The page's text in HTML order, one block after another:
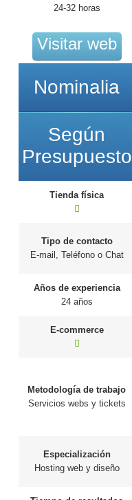
24-32 horas
Visitar web
Nominalia
Según
Presupuesto
Tienda física
Tipo de contacto
E-mail, Teléfono o Chat
Años de experiencia
24 años
E-commerce
Metodología de trabajo
Servicios webs y tickets
Especialización
Hosting web y diseño